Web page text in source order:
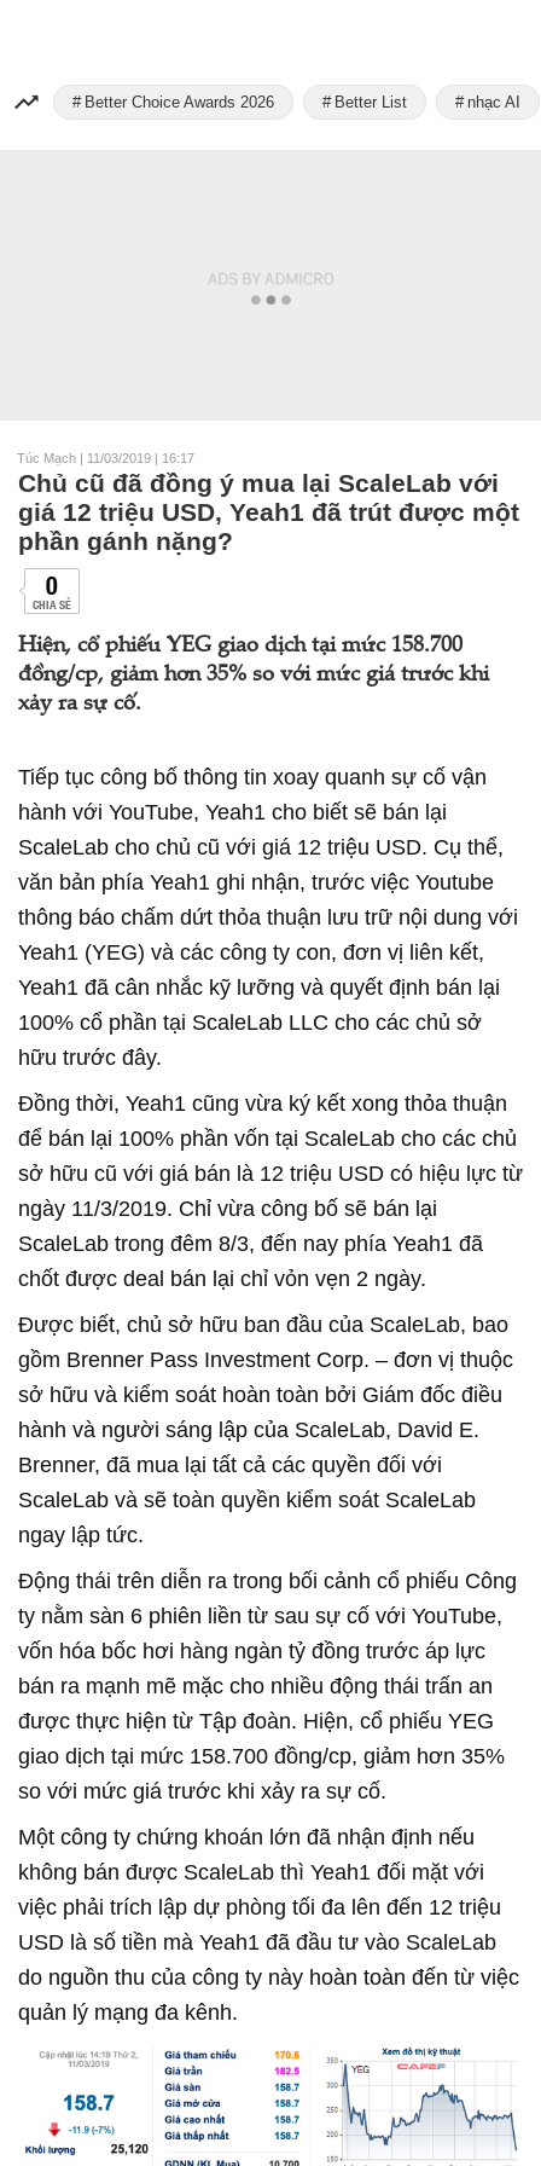
Better Choice Awards 2026 Better List nhạc AI
Túc Mạch | 11/03/2019 | 16:17
Chủ cũ đã đồng ý mua lại ScaleLab với
giá 12 triệu USD, Yeah1 đã trút được một
phần gánh nặng?
0
CHIA SẺ
Hiện, cổ phiếu YEG giao dịch tại mức 158.700
đồng/cp, giảm hơn 35% so với mức giá trước khi
xảy ra sự cố.
Tiếp tục công bố thông tin xoay quanh sự cố vận
hành với YouTube, Yeah1 cho biết sẽ bán lại
ScaleLab cho chủ cũ với giá 12 triệu USD. Cụ thể,
văn bản phía Yeah1 ghi nhận, trước việc Youtube
thông báo chấm dứt thỏa thuận lưu trữ nội dung với
Yeah1 (YEG) và các công ty con, đơn vị liên kết,
Yeah1 đã cân nhắc kỹ lưỡng và quyết định bán lại
100% cổ phần tại ScaleLab LLC cho các chủ sở
hữu trước đây.
Đồng thời, Yeah1 cũng vừa ký kết xong thỏa thuận
để bán lại 100% phần vốn tại ScaleLab cho các chủ
sở hữu cũ với giá bán là 12 triệu USD có hiệu lực từ
ngày 11/3/2019. Chỉ vừa công bố sẽ bán lại
ScaleLab trong đêm 8/3, đến nay phía Yeah1 đã
chốt được deal bán lại chỉ vỏn vẹn 2 ngày.
Được biết, chủ sở hữu ban đầu của ScaleLab, bao
gồm Brenner Pass Investment Corp. – đơn vị thuộc
sở hữu và kiểm soát hoàn toàn bởi Giám đốc điều
hành và người sáng lập của ScaleLab, David E.
Brenner, đã mua lại tất cả các quyền đối với
ScaleLab và sẽ toàn quyền kiểm soát ScaleLab
ngay lập tức.
Động thái trên diễn ra trong bối cảnh cổ phiếu Công
ty nằm sàn 6 phiên liền từ sau sự cố với YouTube,
vốn hóa bốc hơi hàng ngàn tỷ đồng trước áp lực
bán ra mạnh mẽ mặc cho nhiều động thái trấn an
được thực hiện từ Tập đoàn. Hiện, cổ phiếu YEG
giao dịch tại mức 158.700 đồng/cp, giảm hơn 35%
so với mức giá trước khi xảy ra sự cố.
Một công ty chứng khoán lớn đã nhận định nếu
không bán được ScaleLab thì Yeah1 đối mặt với
việc phải trích lập dự phòng tối đa lên đến 12 triệu
USD là số tiền mà Yeah1 đã đầu tư vào ScaleLab
do nguồn thu của công ty này hoàn toàn đến từ việc
quản lý mạng đa kênh.